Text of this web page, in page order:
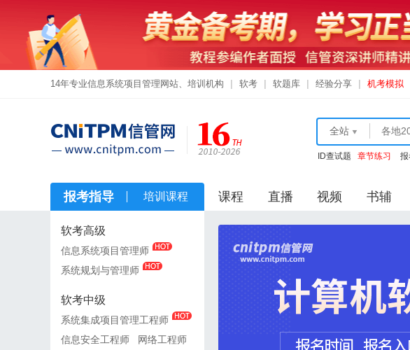
14年专业信息系统项目管理网站、培训机构 软考 软题库 经验分享 机考模拟
全站
ID查试题 章节练习
报考指导 培训课程 课程 直播 视频 书辅
软考高级
信息系统项目管理师
系统规划与管理师
软考中级
系统集成项目管理工程师
信息安全工程师
网络工程师
软考高级
信息系统项目管理师
网络工程师